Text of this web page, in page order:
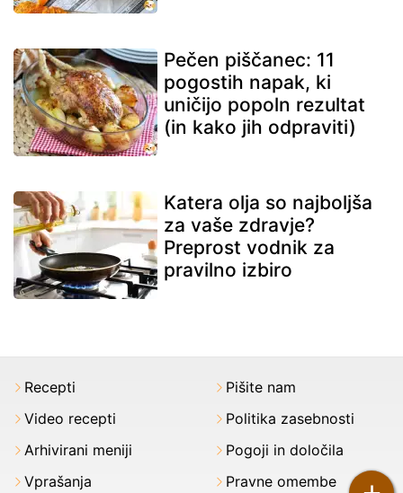
Pečen piščanec: 11
pogostih napak, ki
uničijo popoln rezultat
(in kako jih odpraviti)
Katera olja so najboljša
za vaše zdravje?
Preprost vodnik za
pravilno izbiro
Recepti
Video recepti
Arhivirani meniji
Vprašanja
Pišite nam
Politika zasebnosti
Pogoji in določila
Pravne omembe